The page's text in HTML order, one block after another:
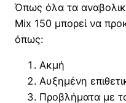
Όπως όλα τα
Mix 150 μπορεί να
όπως:
Ακμή
Αυξημένη
Προβλήματα με